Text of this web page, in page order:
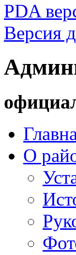
PDA
Версия
О